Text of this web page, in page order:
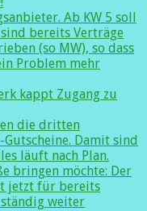
Ab KW 5 soll
bereits Verträge
(so MW), so dass
Problem mehr
kappt Zugang zu
die dritten
Gutscheine. Damit sind
läuft nach Plan.
bringen möchte: Der
jetzt für bereits
weiter